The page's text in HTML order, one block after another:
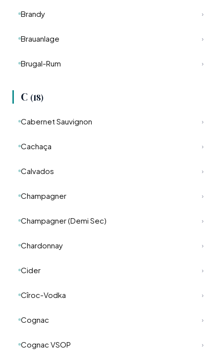
Neues zu entdecken und zu genießen. Bitte
Brandy ›
Brauanlage ›
Brugal-Rum ›
C (18)
Cabernet Sauvignon ›
Cachaça ›
Calvados ›
Champagner ›
Champagner (Demi Sec) ›
Chardonnay ›
Cider ›
Cîroc-Vodka ›
Cognac ›
Cognac VSOP ›